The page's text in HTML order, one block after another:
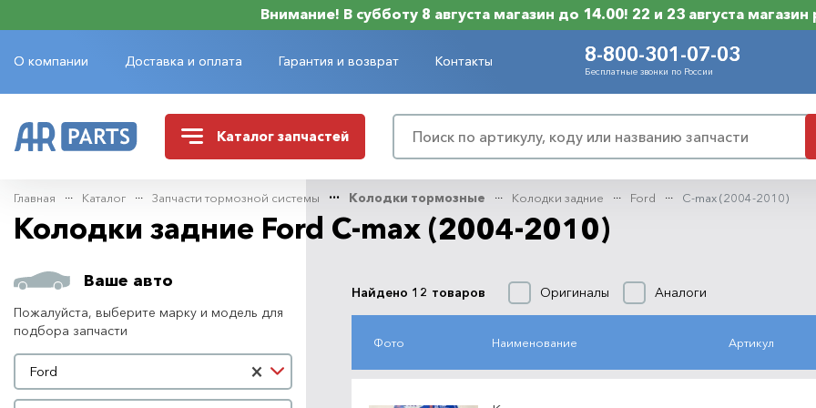
Внимание! В субботу 8 августа магазин до 14.00! 22 и 23 августа
О компании Доставка и оплата Гарантия и возврат Контакты 8-800-301-07-03
Бесплатные звонки по России
Каталог запчастей
Главная Каталог Запчасти тормозной системы Колодки тормозные Колодки задние Ford C-max (2004-2010)
Колодки задние Ford C-max (2004-2010)
Ваше авто
Пожалуйста, выберите марку и модель для
подбора запчасти
Марка автомобиля
×
Ford
Найдено 12 товаров Оригиналы Аналоги
Фото Наименование Артикул